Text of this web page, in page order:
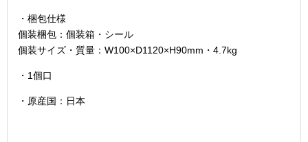
・梱包仕様
個装梱包：個装箱・シール
個装サイズ・質量：W100×D1120×H90mm・4.7kg
・1個口
・原産国：日本